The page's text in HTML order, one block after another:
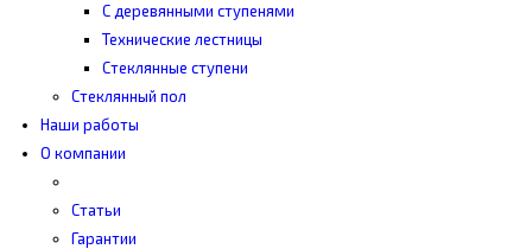
С деревянными ступенями
Технические лестницы
Стеклянные ступени
Стеклянный пол
Наши работы
О компании
Статьи
Гарантии